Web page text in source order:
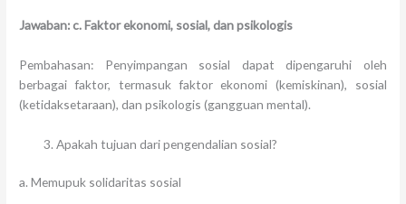
Jawaban: c. Faktor ekonomi, sosial, dan psikologis
Pembahasan: Penyimpangan sosial dapat dipengaruhi oleh
berbagai faktor, termasuk faktor ekonomi (kemiskinan), sosial
(ketidaksetaraan), dan psikologis (gangguan mental).
Apakah tujuan dari pengendalian sosial?
a. Memupuk solidaritas sosial